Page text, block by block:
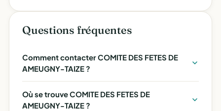
Questions fréquentes
Comment contacter COMITE DES FETES DE
AMEUGNY-TAIZE ?
Où se trouve COMITE DES FETES DE
AMEUGNY-TAIZE ?